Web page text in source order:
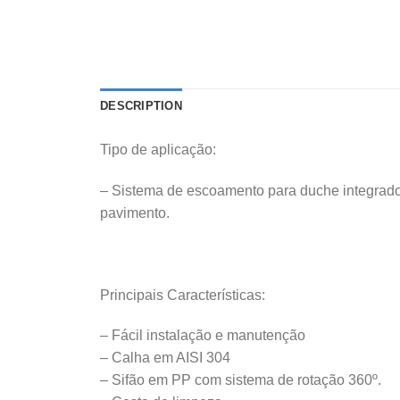
DESCRIPTION
Tipo de aplicação:
– Sistema de escoamento para duche
pavimento.
Principais Características:
– Fácil instalação e manutenção
– Calha em AISI 304
– Sifão em PP com sistema de rotação 360º.